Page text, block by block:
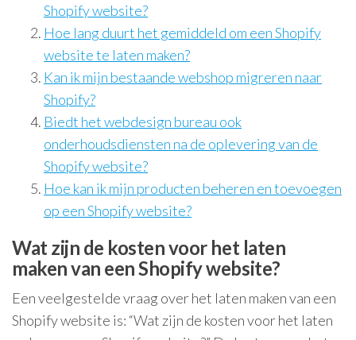
Shopify website?
Hoe lang duurt het gemiddeld om een Shopify
website te laten maken?
Kan ik mijn bestaande webshop migreren naar
Shopify?
Biedt het webdesign bureau ook
onderhoudsdiensten na de oplevering van de
Shopify website?
Hoe kan ik mijn producten beheren en toevoegen
op een Shopify website?
Wat zijn de kosten voor het laten
maken van een Shopify website?
Een veelgestelde vraag over het laten maken van een
Shopify website is: “Wat zijn de kosten voor het laten